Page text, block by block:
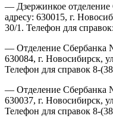
— Дзержинкое отделение
адресу: 630015, г.
30/1. Телефон для
— Отделение Сбербанка
630084, г. Новосибирск,
Телефон для справок 8-
— Отделение Сбербанка
630037, г. Новосибирск,
Телефон для справок 8-